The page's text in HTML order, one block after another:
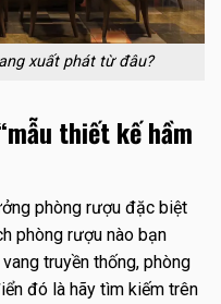
xuất phát từ đâu?
thiết kế hầm
phòng rượu đặc biệt
phòng rượu nào bạn
truyền thống, phòng
đó là hãy tìm kiếm trên